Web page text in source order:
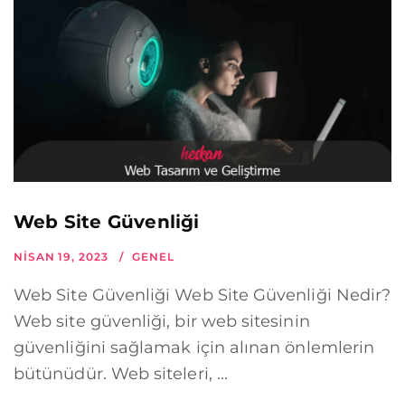
Web Site Güvenliği
NISAN 19, 2023 GENEL
Web Site Güvenliği Web Site Güvenliği Nedir?
Web site güvenliği, bir web sitesinin
güvenliğini sağlamak için alınan önlemlerin
bütünüdür. Web siteleri, ...